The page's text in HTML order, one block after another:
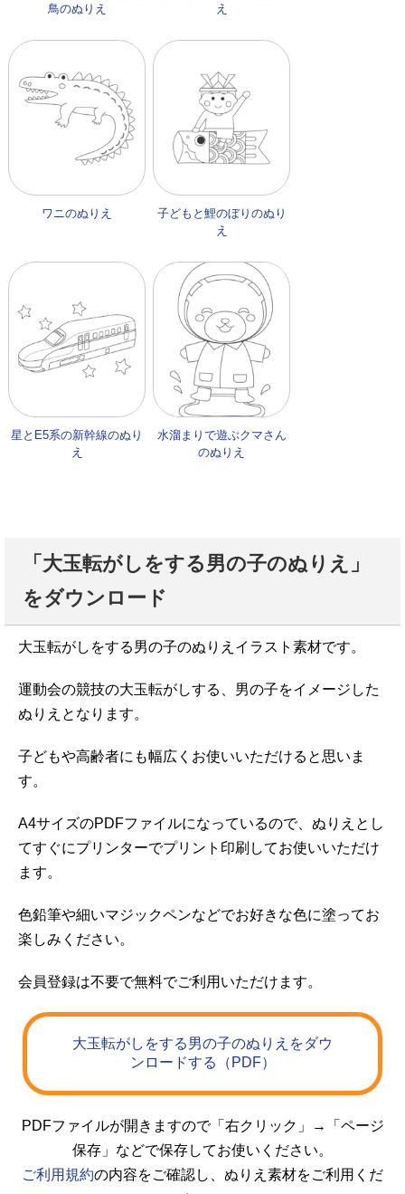
鳥のぬりえ
え
ワニのぬりえ
子どもと鯉のぼりのぬり
え
星とE5系の新幹線のぬり
え
水溜まりで遊ぶクマさん
のぬりえ
「大玉転がしをする男の子のぬりえ」
をダウンロード
大玉転がしをする男の子のぬりえイラスト素材です。
運動会の競技の大玉転がしする、男の子をイメージした
ぬりえとなります。
子どもや高齢者にも幅広くお使いいただけると思いま
す。
A4サイズのPDFファイルになっているので、ぬりえとし
てすぐにプリンターでプリント印刷してお使いいただけ
ます。
色鉛筆や細いマジックペンなどでお好きな色に塗ってお
楽しみください。
会員登録は不要で無料でご利用いただけます。
大玉転がしをする男の子のぬりえをダウ
ンロードする（PDF）
PDFファイルが開きますので「右クリック」→「ページ
保存」などで保存してお使いください。
ご利用規約の内容をご確認し、ぬりえ素材をご利用くだ